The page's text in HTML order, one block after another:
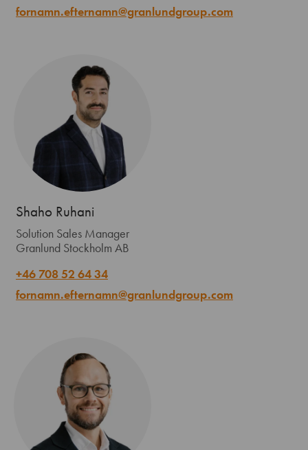
fornamn.efternamn@granlundgroup.com
Shaho Ruhani
Solution Sales Manager
Granlund Stockholm AB
+46 708 52 64 34
fornamn.efternamn@granlundgroup.com